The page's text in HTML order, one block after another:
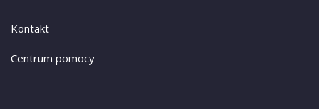
Kontakt
Centrum pomocy